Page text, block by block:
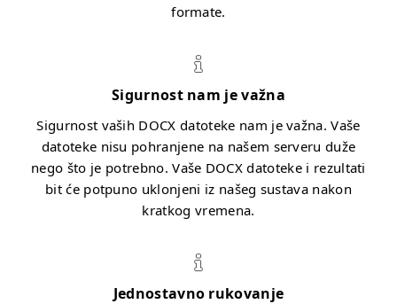
formate.
Sigurnost nam je važna
Sigurnost vaših DOCX datoteke nam je važna. Vaše
datoteke nisu pohranjene na našem serveru duže
nego što je potrebno. Vaše DOCX datoteke i rezultati
bit će potpuno uklonjeni iz našeg sustava nakon
kratkog vremena.
Jednostavno rukovanje